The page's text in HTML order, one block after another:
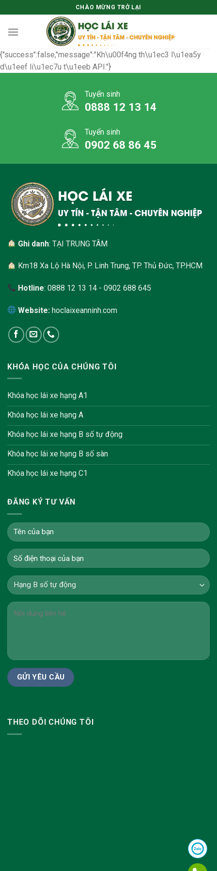
to
content
CHÀO MỪNG TRỞ LẠI
{"success":false,"message":"Kh\u00f4ng th\u1ec3 l\u1ea5y
d\u1eef li\u1ec7u t\u1eeb API."}
Tuyển sinh
0888 12 13 14
Tuyển sinh
0902 68 86 45
Ghi danh: TẠI TRUNG TÂM
Km18 Xa Lộ Hà Nội, P. Linh Trung, TP. Thủ Đức, TP.HCM
Hotline: 0888 12 13 14 - 0902 688 645
Website:hoclaixeanninh.com
KHÓA HỌC CỦA CHÚNG TÔI
Khóa học lái xe hạng A1
Khóa học lái xe hạng A
Khóa học lái xe hạng B số tự động
Khóa học lái xe hạng B số sàn
Khóa học lái xe hạng C1
ĐĂNG KÝ TƯ VẤN
THEO DÕI CHÚNG TÔI